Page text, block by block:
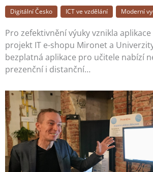
Digitální Česko ICT ve vzdělání Moderní
Pro zefektivnění výuky vznikla aplikace
projekt IT e-shopu Mironet a
bezplatná aplikace pro učitele nabízí
prezenční i distanční…